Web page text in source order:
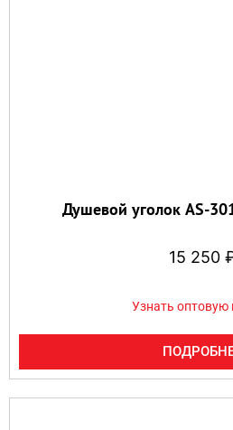
Душевой уголок AS-
15 250
Узнать оптовую